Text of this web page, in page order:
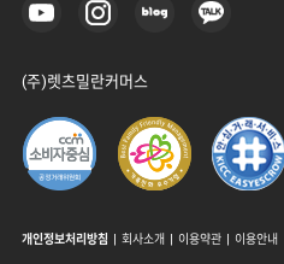
(주)렛츠밀란커머스
개인정보처리방침 회사소개 이용약관 이용안내